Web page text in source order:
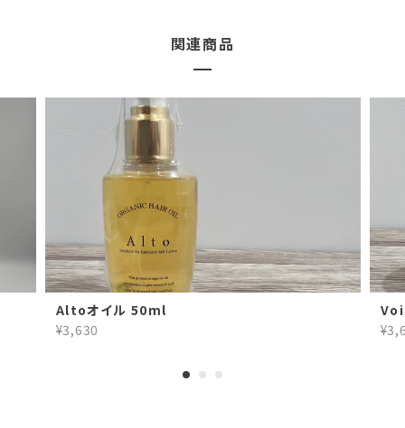
関連商品
Altoオイル 50ml
¥3,630